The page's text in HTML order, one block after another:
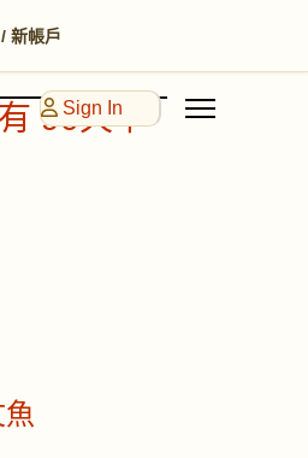
新帳戶
Sign In
90天早